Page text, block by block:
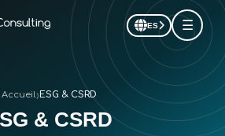
ES ☰
Accueil› ESG & CSRD
& CSRD